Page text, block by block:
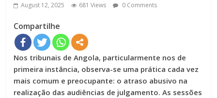
August 12, 2025 681 Views 0 Comments
Compartilhe
Nos tribunais de Angola, particularmente nos de
primeira instância, observa-se uma prática cada vez
mais comum e preocupante: o atraso abusivo na
realização das audiências de julgamento. As sessões